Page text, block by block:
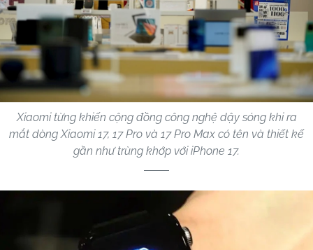
Xiaomi từng khiến cộng đồng công nghệ dậy sóng khi ra
mắt dòng Xiaomi 17, 17 Pro và 17 Pro Max có tên và thiết kế
gần như trùng khớp với iPhone 17.